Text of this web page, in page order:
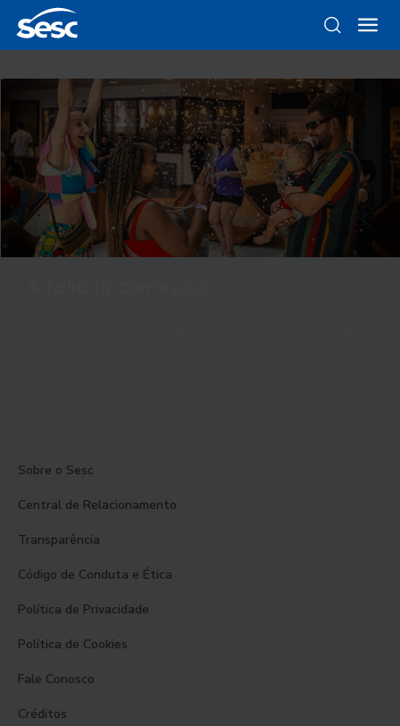
Sobre o Sesc
Central de Relacionamento
Transparência
Código de Conduta e Ética
Política de Privacidade
Política de Cookies
Fale Conosco
Créditos